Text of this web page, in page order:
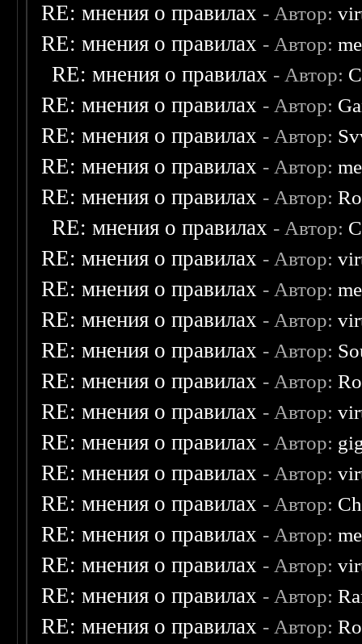
RE: мнения о правилах - Автор:
RE: мнения о правилах - Автор:
RE: мнения о правилах - Автор:
RE: мнения о правилах - Автор:
RE: мнения о правилах - Автор:
RE: мнения о правилах - Автор:
RE: мнения о правилах - Автор:
RE: мнения о правилах - Автор:
RE: мнения о правилах - Автор:
RE: мнения о правилах - Автор:
RE: мнения о правилах - Автор:
RE: мнения о правилах - Автор:
RE: мнения о правилах - Автор:
RE: мнения о правилах - Автор:
RE: мнения о правилах - Автор:
RE: мнения о правилах - Автор:
RE: мнения о правилах - Автор:
RE: мнения о правилах - Автор:
RE: мнения о правилах - Автор:
RE: мнения о правилах - Автор:
RE: мнения о правилах - Автор: